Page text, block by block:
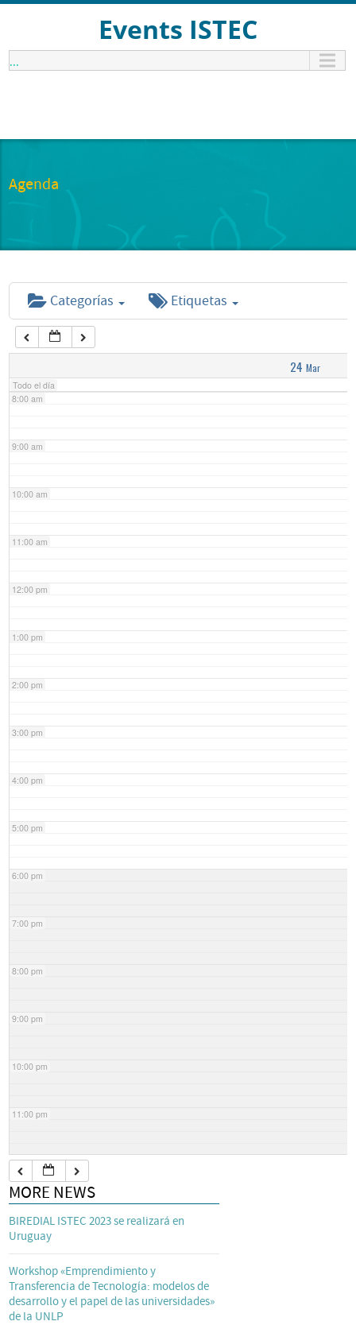
Events ISTEC
...
Agenda
Categorías Etiquetas
24 Mar
Todo el día
1:00 am
6:00 am
7:00 am
8:00 am
9:00 am
10:00 am
11:00 am
12:00 pm
1:00 pm
2:00 pm
3:00 pm
4:00 pm
5:00 pm
6:00 pm
7:00 pm
8:00 pm
9:00 pm
10:00 pm
11:00 pm
MORE NEWS
BIREDIAL ISTEC 2023 se realizará en
Uruguay
Workshop «Emprendimiento y
Transferencia de Tecnología: modelos de
desarrollo y el papel de las universidades»
de la UNLP